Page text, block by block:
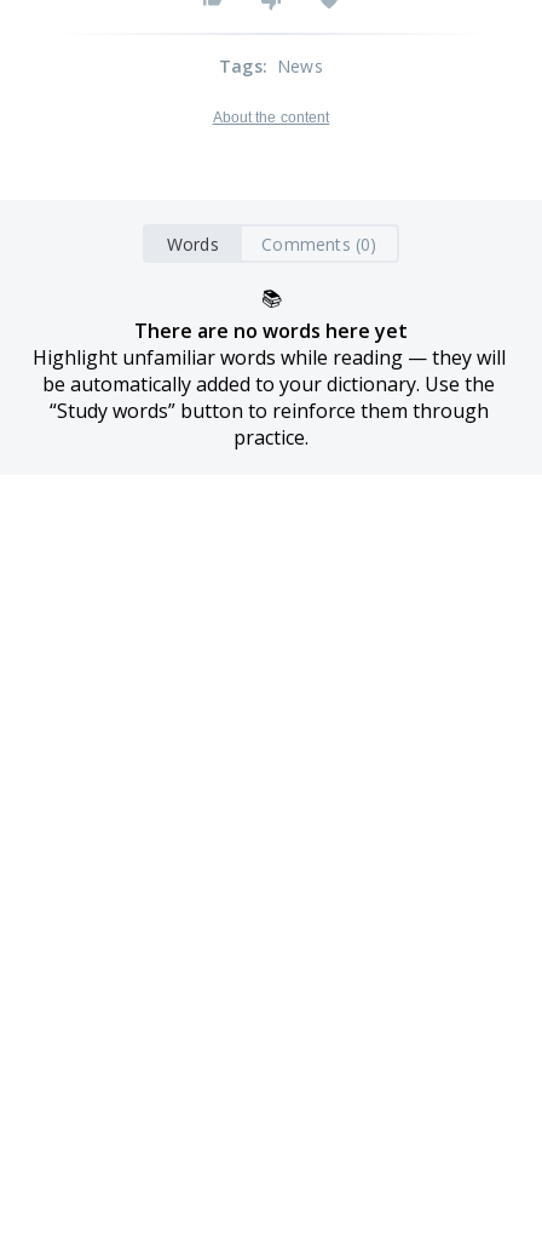
Tags: News
About the content
Words Comments (0)
📚
There are no words here yet
Highlight unfamiliar words while reading — they will
be automatically added to your dictionary. Use the
“Study words” button to reinforce them through
practice.